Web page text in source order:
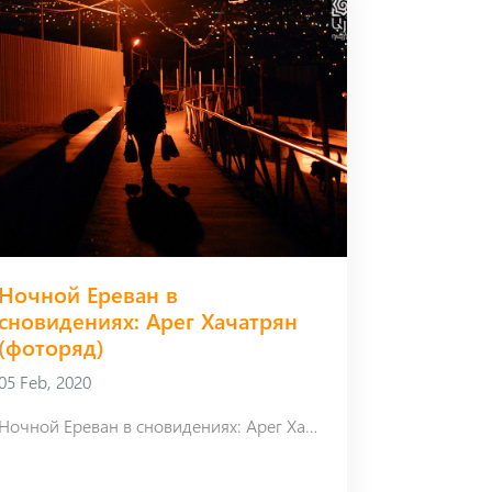
Ночной Ереван в
Арег Хачатрян
(фоторяд)
Feb, 2020
Ночной Ереван в сновидениях: Арег Хачатрян (фоторяд)